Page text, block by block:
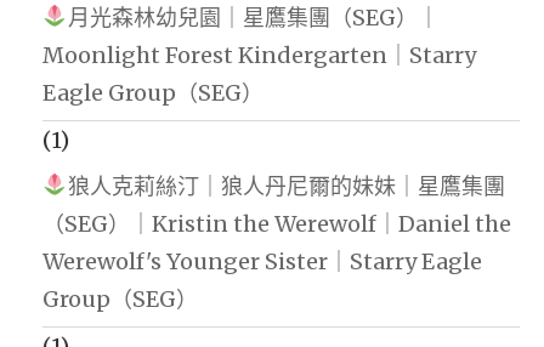
月光森林幼兒園｜星鷹集團（SEG）｜
Moonlight Forest Kindergarten｜Starry
Eagle Group（SEG）
(1)
狼人克莉絲汀｜狼人丹尼爾的妹妹｜星鷹集團
（SEG）｜Kristin the Werewolf｜Daniel the
Werewolf's Younger Sister｜Starry Eagle
Group（SEG）